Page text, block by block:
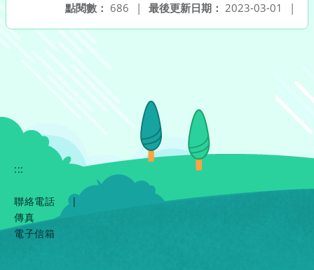
最後更新日期： 2023-03-01 |
點閱數： 686 |
:::
聯絡電話
|
傳真
電子信箱